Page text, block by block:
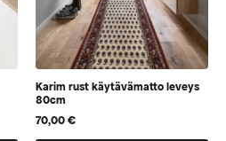
Karim rust käytävämatto leveys
80cm
70,00€